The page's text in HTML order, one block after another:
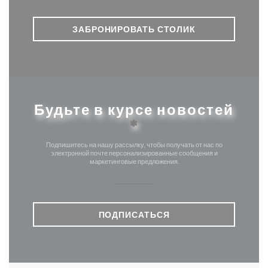
ЗАБРОНИРОВАТЬ СТОЛИК
Будьте в курсе новостей
*
Подпишитесь на нашу рассылку, чтобы получать от нас по
электронной почте персонализированные сообщения и
маркетинговые предложения.
ПОДПИСАТЬСЯ